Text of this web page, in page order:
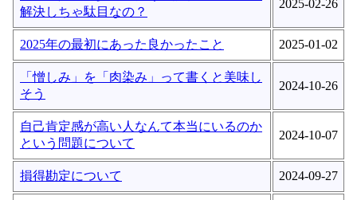
解決しちゃ駄目なの？
2025-02-26
2025年の最初にあった良かったこと 2025-01-02
「憎しみ」を「肉染み」って書くと美味し
そう
2024-10-26
自己肯定感が高い人なんて本当にいるのか
という問題について
2024-10-07
損得勘定について 2024-09-27